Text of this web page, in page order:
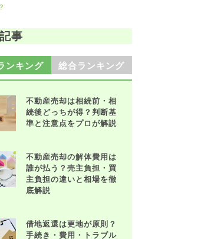
事
ンキング 総合ランキング
不動産売却は相続前・相
続後どっちが得？判断基
準と注意点をプロが解説
不動産売却の解体費用は
誰が払う？売主負担・買
主負担の違いと相場を徹
底解説
借地返還は更地が原則？
手続き・費用・トラブル